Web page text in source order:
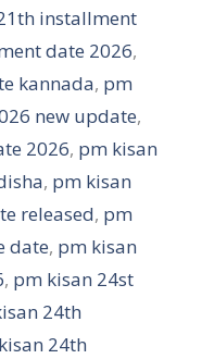
installment
date 2026,
kannada, pm
new update,
2026, pm kisan
, pm kisan
released, pm
date, pm kisan
, pm kisan 24st
24th
24th